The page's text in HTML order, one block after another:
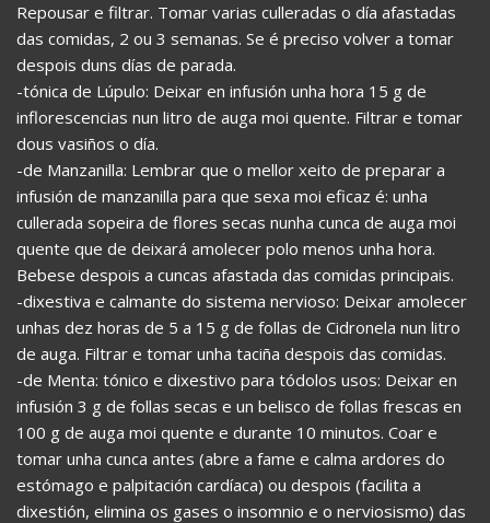
Repousar e filtrar. Tomar varias culleradas o día afastadas
das comidas, 2 ou 3 semanas. Se é preciso volver a tomar
despois duns días de parada.
-tónica de Lúpulo: Deixar en infusión unha hora 15 g de
inflorescencias nun litro de auga moi quente. Filtrar e tomar
dous vasiños o día.
-de Manzanilla: Lembrar que o mellor xeito de preparar a
infusión de manzanilla para que sexa moi eficaz é: unha
cullerada sopeira de flores secas nunha cunca de auga moi
quente que de deixará amolecer polo menos unha hora.
Bebese despois a cuncas afastada das comidas principais.
-dixestiva e calmante do sistema nervioso: Deixar amolecer
unhas dez horas de 5 a 15 g de follas de Cidronela nun litro
de auga. Filtrar e tomar unha taciña despois das comidas.
-de Menta: tónico e dixestivo para tódolos usos: Deixar en
infusión 3 g de follas secas e un belisco de follas frescas en
100 g de auga moi quente e durante 10 minutos. Coar e
tomar unha cunca antes (abre a fame e calma ardores do
estómago e palpitación cardíaca) ou despois (facilita a
dixestión, elimina os gases o insomnio e o nerviosismo) das